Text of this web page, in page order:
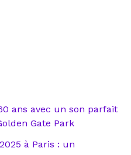
ans avec un son parfait
Gate Park
à Paris : un